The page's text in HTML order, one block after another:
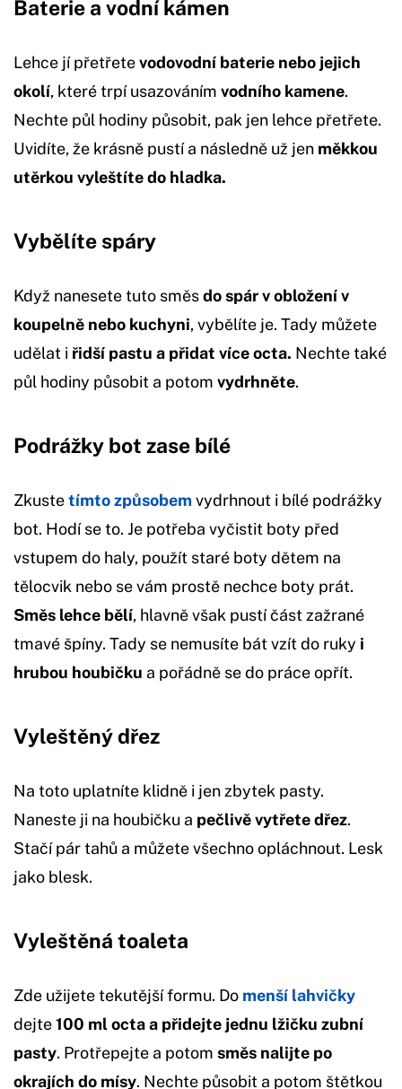
Baterie a vodní kámen
Lehce jí přetřetevodovodní baterie nebo jejich
okolí, které trpí usazováním vodního kamene.
Nechte půl hodiny působit, pak jen lehce přetřete.
Uvidíte, že krásně pustí a následně už jen měkkou
utěrkou vyleštíte do hladka.
Vybělíte spáry
Když nanesete tuto směsdo spár v obložení v
koupelně nebo kuchyni, vybělíte je. Tady můžete
udělat i řidší pastu a přidat více octa. Nechte také
půl hodiny působit a potom vydrhněte.
Podrážky bot zase bílé
Zkustetímto způsobemvydrhnout i bílé podrážky
bot. Hodí se to. Je potřeba vyčistit boty před
vstupem do haly, použít staré boty dětem na
tělocvik nebo se vám prostě nechce boty prát.
Směs lehce bělí, hlavně však pustí část zažrané
tmavé špíny. Tady se nemusíte bát vzít do ruky i
hrubou houbičku a pořádně se do práce opřít.
Vyleštěný dřez
Na toto uplatníte klidně i jen zbytek pasty.
Naneste ji na houbičku a pečlivě vytřete dřez.
Stačí pár tahů a můžete všechno opláchnout. Lesk
jako blesk.
Vyleštěná toaleta
Zde užijete tekutější formu. Do menší lahvičky
dejte100 ml octa a přidejte jednu lžičku zubní
pasty. Protřepejte a potom směs nalijte po
okrajích do mísy. Nechte působit a potom štětkou